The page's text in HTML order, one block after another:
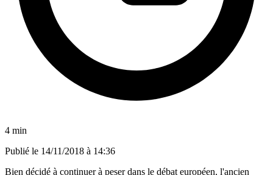
4 min
Publié le 14/11/2018 à 14:36
Bien décidé à continuer à peser dans le débat européen, l'ancien